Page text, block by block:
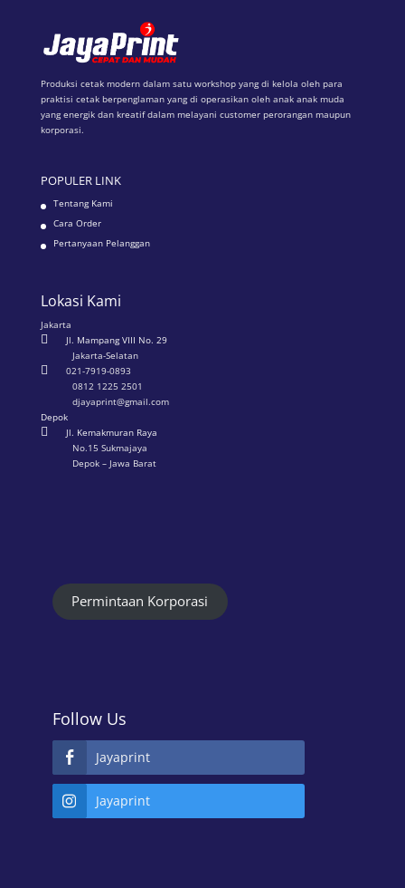
Produksi cetak modern dalam satu workshop yang di kelola oleh para
praktisi cetak berpenglaman yang di operasikan oleh anak anak muda
yang energik dan kreatif dalam melayani customer perorangan maupun
korporasi.
POPULER LINK
Tentang Kami
Cara Order
Pertanyaan Pelanggan
Lokasi Kami
Jakarta

Jl. Mampang VIII No. 29
Jakarta-Selatan

021-7919-0893
0812 1225 2501
djayaprint@gmail.com
Depok

Jl. Kemakmuran Raya
No.15 Sukmajaya
Depok – Jawa Barat
Permintaan Korporasi
Follow Us
Jayaprint
Jayaprint